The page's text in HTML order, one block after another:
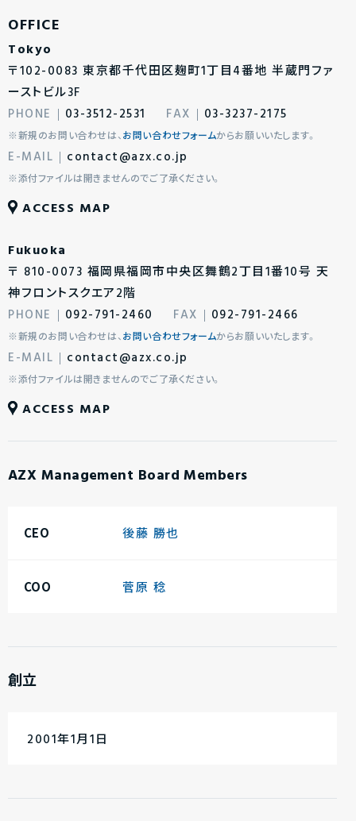
Tokyo
〒102-0083 東京都千代田区麹町1丁目4番地 半蔵門ファ
ーストビル3F
03-3512-2531
03-3237-2175
※新規のお問い合わせは、お問い合わせフォームからお願いいたします。
contact@azx.co.jp
※添付ファイルは開きませんのでご了承ください。
ACCESS MAP
Fukuoka
〒 810-0073 福岡県福岡市中央区舞鶴2丁目1番10号 天
神フロントスクエア2階
092-791-2460
092-791-2466
※新規のお問い合わせは、お問い合わせフォームからお願いいたします。
contact@azx.co.jp
※添付ファイルは開きませんのでご了承ください。
ACCESS MAP
AZX Management Board Members
CEO 後藤 勝也
COO 菅原 稔
創立
2001年1月1日